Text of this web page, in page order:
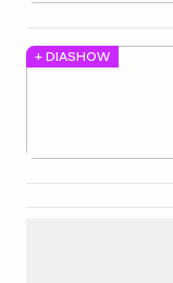
+ DIASHOW